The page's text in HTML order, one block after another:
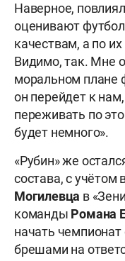
Наверное,
оценивают
качествам, а по
Видимо, так. Мне
моральном плане
он перейдет к
переживать по
будет немного».
«Рубин» же
состава, с учётом
Могилевца в
команды Романа
начать
брешами на